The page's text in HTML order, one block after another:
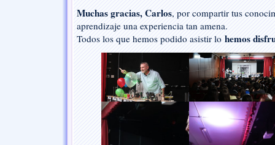
Muchas gracias, Carlos, por compartir tus
aprendizaje una experiencia tan amena.
Todos los que hemos podido asistir lo hemos